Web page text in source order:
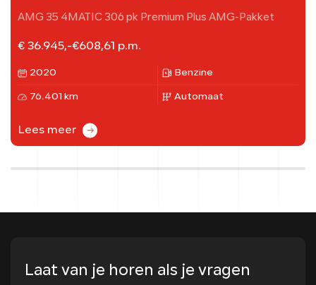
AMG 35 4MATIC 306 pk Premium Plus AMG-Pakket
€ 36.945,-€608,61 p.m.
2020 Benzine
76.401 km Automaat
Lees meer
Laat van je horen als je vragen